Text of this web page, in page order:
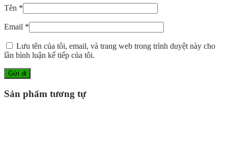
Tên *
Email *
Lưu tên của tôi, email, và trang web trong trình duyệt này cho
lần bình luận kế tiếp của tôi.
Sản phẩm tương tự